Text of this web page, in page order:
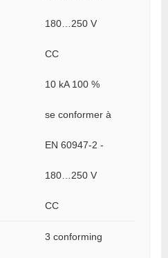
180…250 V
CC
10 kA 100 %
se conformer à
EN 60947-2 -
180…250 V
CC
3 conforming